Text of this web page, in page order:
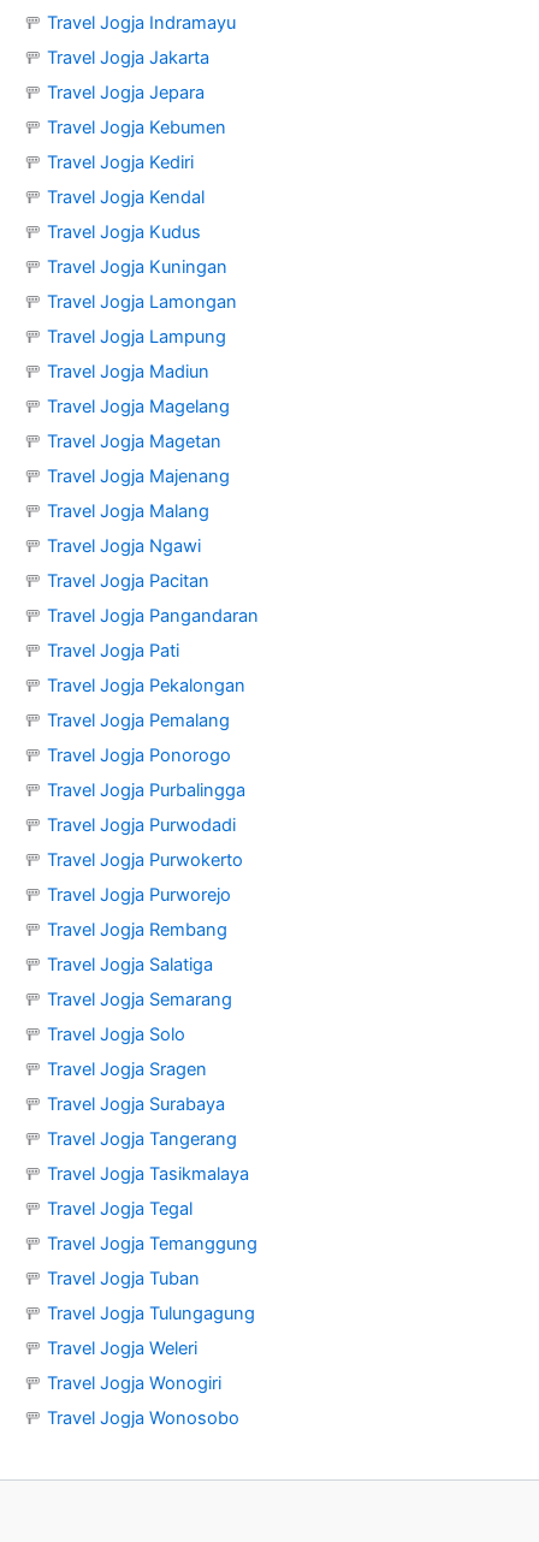
🚥 Travel Jogja Indramayu
🚥 Travel Jogja Jakarta
🚥 Travel Jogja Jepara
🚥 Travel Jogja Kebumen
🚥 Travel Jogja Kediri
🚥 Travel Jogja Kendal
🚥 Travel Jogja Kudus
🚥 Travel Jogja Kuningan
🚥 Travel Jogja Lamongan
🚥 Travel Jogja Lampung
🚥 Travel Jogja Madiun
🚥 Travel Jogja Magelang
🚥 Travel Jogja Magetan
🚥 Travel Jogja Majenang
🚥 Travel Jogja Malang
🚥 Travel Jogja Ngawi
🚥 Travel Jogja Pacitan
🚥 Travel Jogja Pangandaran
🚥 Travel Jogja Pati
🚥 Travel Jogja Pekalongan
🚥 Travel Jogja Pemalang
🚥 Travel Jogja Ponorogo
🚥 Travel Jogja Purbalingga
🚥 Travel Jogja Purwodadi
🚥 Travel Jogja Purwokerto
🚥 Travel Jogja Purworejo
🚥 Travel Jogja Rembang
🚥 Travel Jogja Salatiga
🚥 Travel Jogja Semarang
🚥 Travel Jogja Solo
🚥 Travel Jogja Sragen
🚥 Travel Jogja Surabaya
🚥 Travel Jogja Tangerang
🚥 Travel Jogja Tasikmalaya
🚥 Travel Jogja Tegal
🚥 Travel Jogja Temanggung
🚥 Travel Jogja Tuban
🚥 Travel Jogja Tulungagung
🚥 Travel Jogja Weleri
🚥 Travel Jogja Wonogiri
🚥 Travel Jogja Wonosobo